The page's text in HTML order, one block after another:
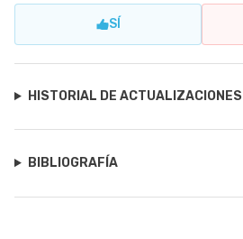
SÍ
HISTORIAL DE ACTUALIZACIONES
BIBLIOGRAFÍA